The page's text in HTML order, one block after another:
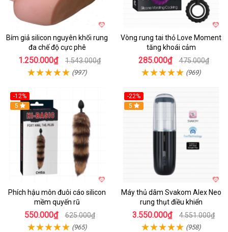
Bím giả silicon nguyên khối rung
đa chế độ cực phê
1.250.000₫ 1.543.000₫
(997)
Vòng rung tai thỏ Love Moment
tăng khoái cảm
285.000₫ 475.000₫
(969)
-12%
Hot
5
Phích hậu môn đuôi cáo silicon
mềm quyến rũ
550.000₫ 625.000₫
(965)
-22%
5
Máy thủ dâm Svakom Alex Neo
rung thụt điều khiển
3.550.000₫ 4.551.000₫
(958)